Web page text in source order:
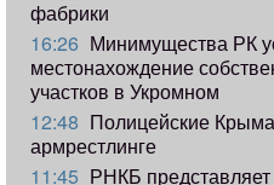
фабрики
16:26 Минимущества РК
местонахождение
участков в Укромном
12:48 Полицейские
армрестлинге
11:45 РНКБ